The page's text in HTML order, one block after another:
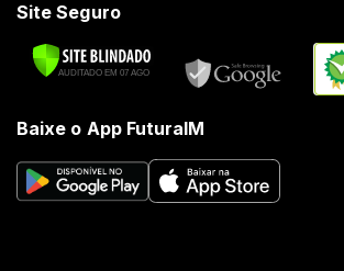
Site Seguro
Baixe o App FuturaIM